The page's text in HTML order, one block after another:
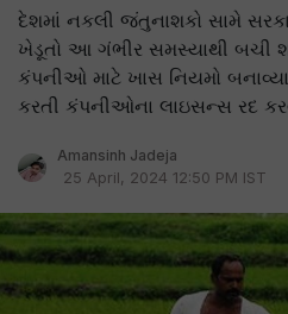
દેશમાં નકલી જંતુનાશકો સામે
ખેડૂતો આ ગંભીર સમસ્યાથી બચી
કંપનીઓ માટે ખાસ નિયમો
કરતી કંપનીઓના લાઇસન્સ રદ
Amansinh Jadeja
25 April, 2024 12:50 PM IST